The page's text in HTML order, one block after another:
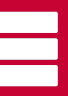
vida,
evo što